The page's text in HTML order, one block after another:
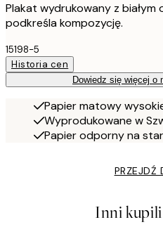
Plakat wydrukowany z białym
podkreśla kompozycję.
15198-5
Historia cen
Dowiedz się więcej o
Papier matowy
Wyprodukowane w
Papier odporny na
PRZEJDŹ
Inni